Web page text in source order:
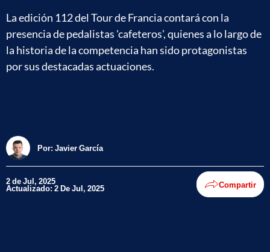
La edición 112 del Tour de Francia contará con la
presencia de pedalistas 'cafeteros', quienes a lo largo de
la historia de la competencia han sido protagonistas
por sus destacadas actuaciones.
Por: Javier García
2 de Jul, 2025
Actualizado: 2 De Jul, 2025 Compartir